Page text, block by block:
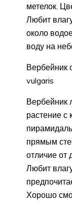
метелок.
Любит
около
воду на
Вербейник
vulgaris
Вербейник
растение
прямым
отличие от
Любит
Хорошо